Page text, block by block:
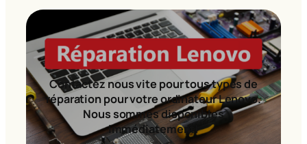
Contactez nous vite pour tous types de
réparation pour votre ordinateur Lenovo.
Nous sommes disponibles
immédiatement!